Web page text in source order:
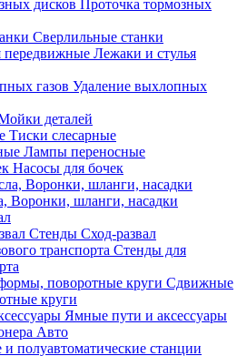
Проточка тормозных
Сверлильные станки
Лежаки и стулья
Удаление выхлопных
деталей
Тиски слесарные
Лампы переносные
Насосы для бочек
Воронки, шланги, насадки
Стенды Сход-развал
Стенды для
Сдвижные
круги
Ямные пути и аксессуары
Авто